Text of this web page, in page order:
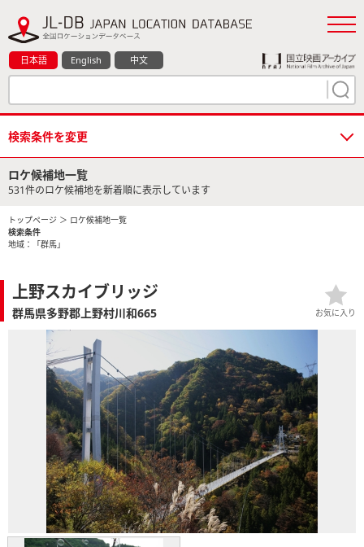
日本語 English 中文
検索条件を変更
ロケ候補地一覧
531件のロケ候補地を新着順に表示しています
トップページ ＞ ロケ候補地一覧
検索条件
地域：「群馬」
上野スカイブリッジ
群馬県多野郡上野村川和665 お気に入り